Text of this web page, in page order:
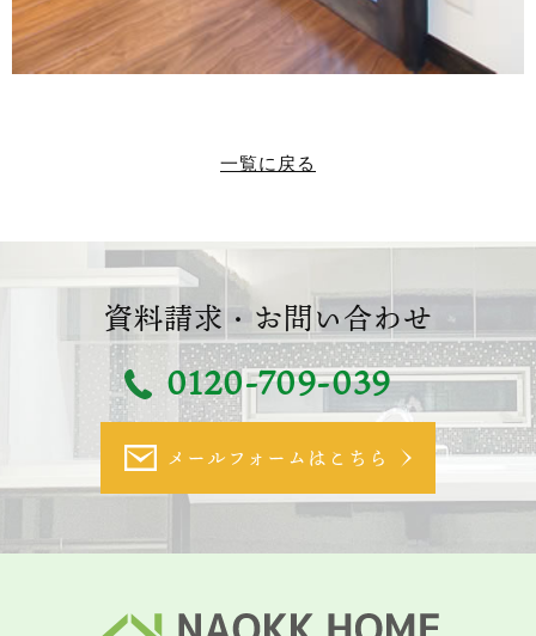
一覧に戻る
資料請求・お問い合わせ
0120-709-039
メールフォームはこちら